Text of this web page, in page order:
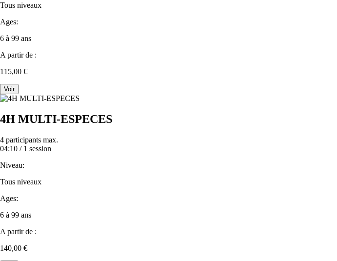
Tous niveaux
Ages:
6 à 99 ans
A partir de :
115,00 €
Voir
4H MULTI-ESPECES
4 participants max.
04:10 / 1 session
Niveau:
Tous niveaux
Ages:
6 à 99 ans
A partir de :
140,00 €